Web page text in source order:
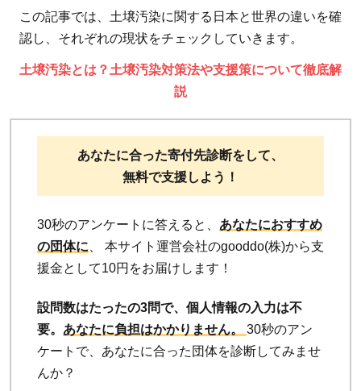
この記事では、土壌汚染に関する日本と世界の違いを確
認し、それぞれの現状をチェックしていきます。
土壌汚染とは？土壌汚染対策法や支援策について徹底解
説
あなたに合った寄付先診断をして、
無料で支援しよう！
30秒のアンケートに答えると、 あなたにおすすめ
の団体に 、 本サイト運営会社のgooddo(株)から支
援金として10円をお届けします！
設問数はたったの3問で、個人情報の入力は不
要。 あなたに負担はかかりません。 30秒のアン
ケートで、あなたに合った団体を診断してみませ
んか？